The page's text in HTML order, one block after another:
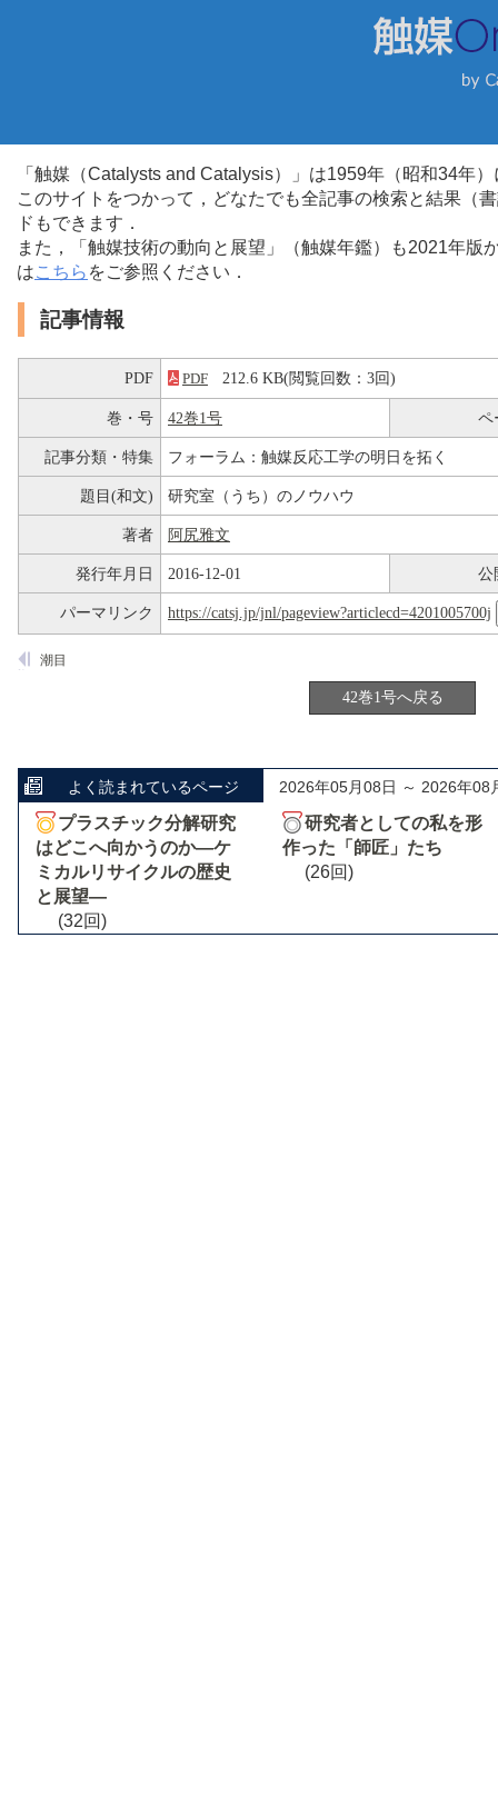
「触媒（Catalysts and Catalysis）」は1959年（昭和34年
このサイトをつかって，どなたでも全記事の検索と結果（
ドもできます．
また，「触媒技術の動向と展望」（触媒年鑑）も2021年
はこちら をご参照ください．
記事情報
PDF PDF 212.6 KB(閲覧回数：3回)
巻・号 42巻1号 ペ
記事分類・特集 フォーラム：触媒反応工学の明日を拓く
題目(和文) 研究室（うち）のノウハウ
著者 阿尻雅文
発行年月日 2016-12-01 公
パーマリンク https://catsj.jp/jnl/pageview?articlecd=4201005700j
潮目
42巻1号へ戻る
よく読まれているページ 2026年05月08日 ～ 2026年08
プラスチック分解研究
はどこへ向かうのか―ケ
ミカルリサイクルの歴史
と展望―
(32回)
研究者としての私を形
作った「師匠」たち
(26回)